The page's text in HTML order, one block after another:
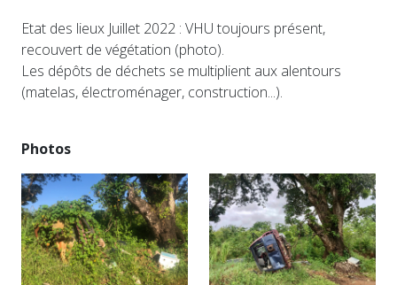
Etat des lieux Juillet 2022 : VHU toujours présent,
recouvert de végétation (photo).
Les dépôts de déchets se multiplient aux alentours
(matelas, électroménager, construction...).
Photos